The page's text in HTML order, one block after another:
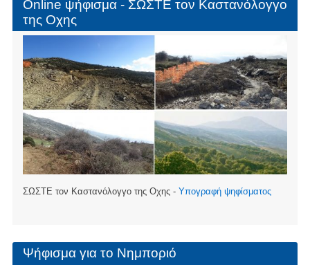
Online ψήφισμα - ΣΩΣΤΕ τον Καστανόλογγο
της Οχης
ΣΩΣΤΕ τον Καστανόλογγο της Οχης - Υπογραφή ψηφίσματος
Ψήφισμα για το Νημποριό